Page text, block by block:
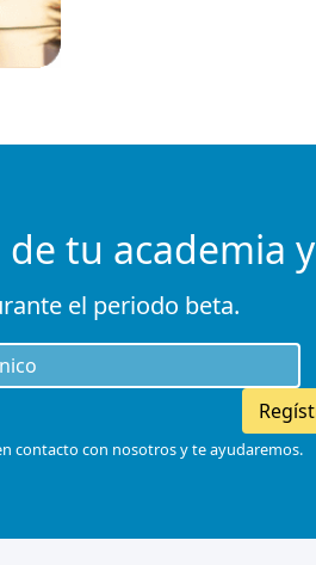
tu academia
el periodo beta.
contacto con nosotros y te ayudaremos.